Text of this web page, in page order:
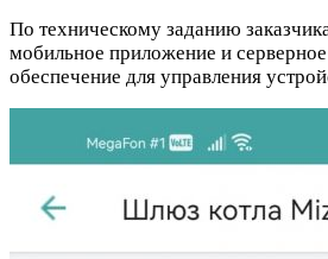
По техническому заданию
мобильное приложение и
обеспечение для управления